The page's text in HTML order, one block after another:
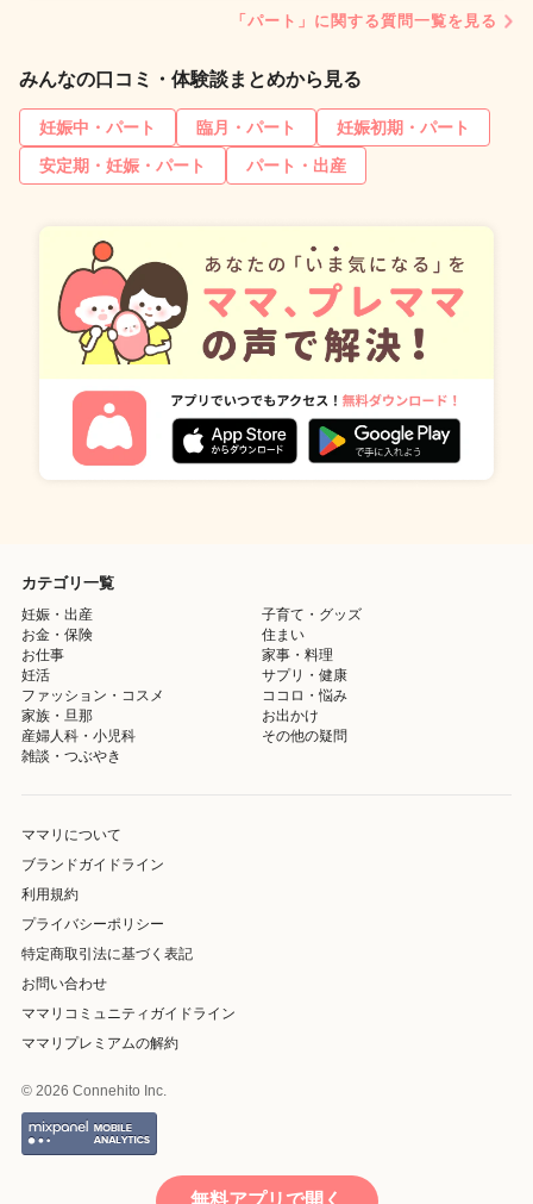
「パート」に関する質問一覧を見る
みんなの口コミ・体験談まとめから見る
妊娠中・パート 臨月・パート
妊娠初期・パート
安定期・妊娠・パート
パート・出産
カテゴリ一覧
妊娠・出産
子育て・グッズ
お金・保険
住まい
お仕事
家事・料理
妊活
サプリ・健康
ファッション・コスメ
ココロ・悩み
家族・旦那
お出かけ
産婦人科・小児科
その他の疑問
雑談・つぶやき
ママリについて
ブランドガイドライン
利用規約
プライバシーポリシー
特定商取引法に基づく表記
お問い合わせ
ママリコミュニティガイドライン
ママリプレミアムの解約
© 2026 Connehito Inc.
無料アプリで開く